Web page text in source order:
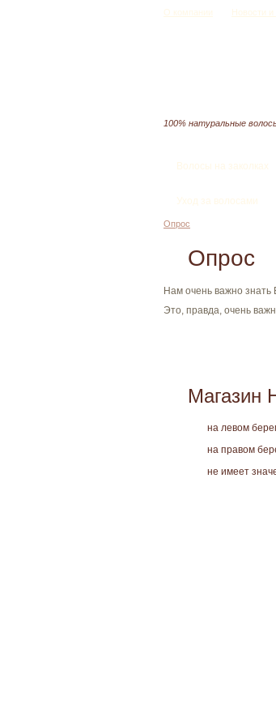
О компании Новости и
100% натуральные
Волосы на заколках
Уход за волосами
Опрос
Опрос
Нам очень важно
Это, правда, очень
Магазин
на левом
на правом
не имеет